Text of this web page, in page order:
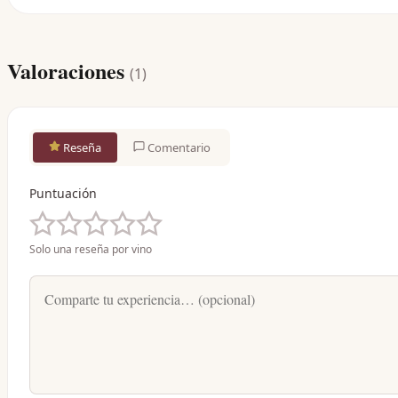
Valoraciones (1)
Reseña Comentario
Puntuación
Solo una reseña por vino